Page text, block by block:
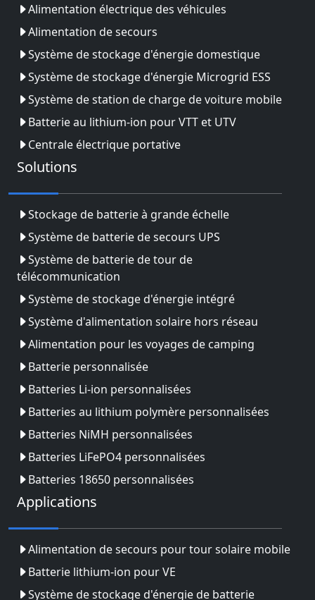
Alimentation électrique des véhicules
Alimentation de secours
Système de stockage d'énergie domestique
Système de stockage d'énergie Microgrid ESS
Système de station de charge de voiture mobile
Batterie au lithium-ion pour VTT et UTV
Centrale électrique portative
Solutions
Stockage de batterie à grande échelle
Système de batterie de secours UPS
Système de batterie de tour de
télécommunication
Système de stockage d'énergie intégré
Système d'alimentation solaire hors réseau
Alimentation pour les voyages de camping
Batterie personnalisée
Batteries Li-ion personnalisées
Batteries au lithium polymère personnalisées
Batteries NiMH personnalisées
Batteries LiFePO4 personnalisées
Batteries 18650 personnalisées
Applications
Alimentation de secours pour tour solaire mobile
Batterie lithium-ion pour VE
Système de stockage d'énergie de batterie